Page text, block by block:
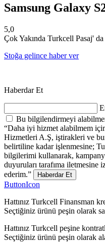
Samsung Galaxy
5,0
Çok Yakında Turkcell Pasaj' da
Stoğa gelince haber ver
Haberdar Et
Bu bilgilendirmeyi
“Daha iyi hizmet alabilmem
Hizmetleri A.Ş, iştirakleri ve
belirtiline kadar işlenmesine;
bilgilerimi kullanarak,
duyuruları tarafıma
ederim.”
Haberdar Et
ButtonIcon
Hattınız Turkcell Finansman
Seçtiğiniz ürünü peşin olarak
Hattınız Turkcell peşine
Seçtiğiniz ürünü peşin olarak